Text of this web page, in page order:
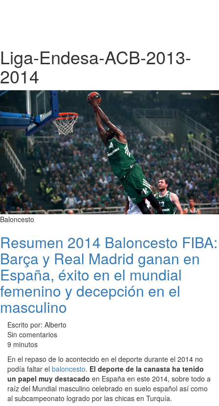
Liga-Endesa-ACB-2013-
2014
Baloncesto
Resumen 2014 Baloncesto FIBA:
Barça y Real Madrid ganan en
España, éxito en el mundial
femenino y decepción en el
masculino
Escrito por: Alberto
Sin comentarios
9 minutos
En el repaso de lo acontecido en el deporte durante el 2014 no
podía faltar el baloncesto. El deporte de la canasta ha tenido
un papel muy destacado en España en este 2014, sobre todo a
raíz del Mundial masculino celebrado en suelo español así como
al subcampeonato logrado por las chicas en Turquía.